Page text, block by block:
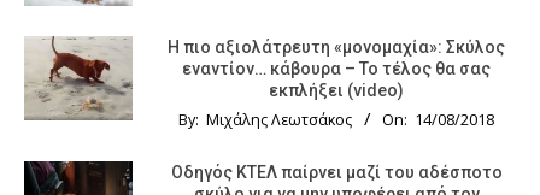
Η πιο αξιολάτρευτη «μονομαχία»: Σκύλος
εναντίον… κάβουρα – Το τέλος θα σας
εκπλήξει (video)
By: Μιχάλης Λεωτσάκος On: 14/08/2018
Οδηγός KTΕΛ παίρνει μαζί του αδέσποτο